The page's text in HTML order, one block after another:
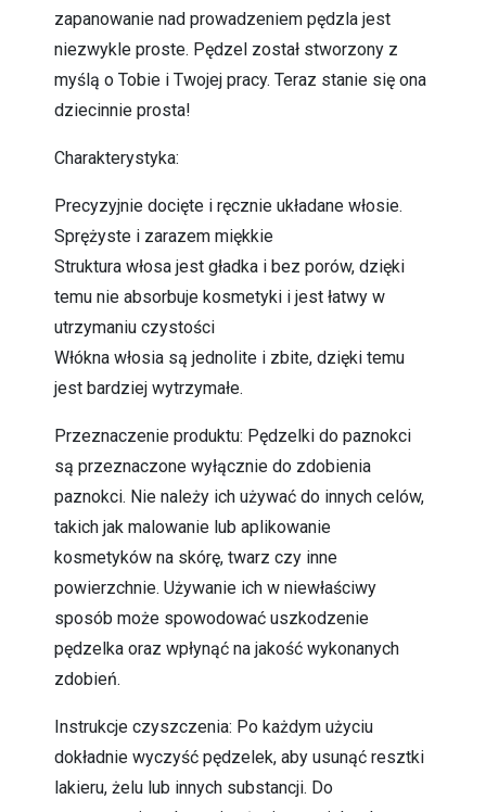
zapanowanie nad prowadzeniem pędzla jest
niezwykle proste. Pędzel został stworzony z
myślą o Tobie i Twojej pracy. Teraz stanie się ona
dziecinnie prosta!
Charakterystyka:
Precyzyjnie docięte i ręcznie układane włosie.
Sprężyste i zarazem miękkie
Struktura włosa jest gładka i bez porów, dzięki
temu nie absorbuje kosmetyki i jest łatwy w
utrzymaniu czystości
Włókna włosia są jednolite i zbite, dzięki temu
jest bardziej wytrzymałe.
Przeznaczenie produktu: Pędzelki do paznokci
są przeznaczone wyłącznie do zdobienia
paznokci. Nie należy ich używać do innych celów,
takich jak malowanie lub aplikowanie
kosmetyków na skórę, twarz czy inne
powierzchnie. Używanie ich w niewłaściwy
sposób może spowodować uszkodzenie
pędzelka oraz wpłynąć na jakość wykonanych
zdobień.
Instrukcje czyszczenia: Po każdym użyciu
dokładnie wyczyść pędzelek, aby usunąć resztki
lakieru, żelu lub innych substancji. Do